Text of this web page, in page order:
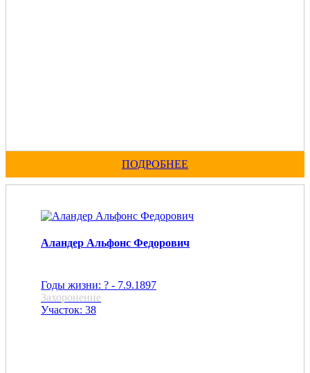
ПОДРОБНЕЕ
Аландер Альфонс Федорович
Годы жизни: ? - 7.9.1897
Захоронение
Участок: 38